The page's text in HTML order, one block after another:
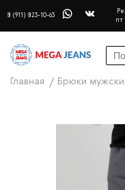
8 (911) 823-10-63
пт
Главная Брюки